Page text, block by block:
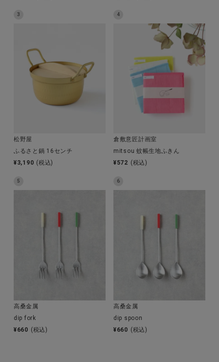
全ての商品
お問い合わせ
ショップリスト
3
松野屋
ふるさと鍋 16センチ
¥3,190 (税込)
4
倉敷意匠計画室
mitsou 蚊帳生地ふきん
¥572 (税込)
5
高桑金属
dip fork
¥660 (税込)
6
高桑金属
dip spoon
¥660 (税込)